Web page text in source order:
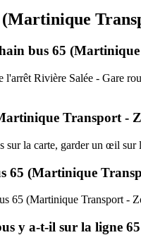
bus 65
l'arrêt Rivière Salée - Gare
Transport -
sur la carte, garder un œil
65 (Martinique
65 (Martinique Transport -
y a-t-il sur la ligne